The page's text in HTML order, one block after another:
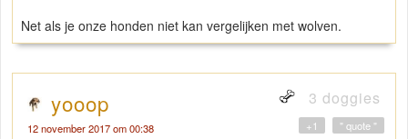
Net als je onze honden niet kan vergelijken met wolven.
yooop 3 doggies
12 november 2017 om 00:38 " quote "
+1